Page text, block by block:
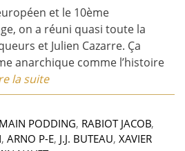
et le 10ème
on a réuni quasi toute la
et Julien Cazarre. Ça
anarchique comme l’histoire
la suite
PODDING, RABIOT JACOB,
, ARNO P-E, J.J. BUTEAU, XAVIER